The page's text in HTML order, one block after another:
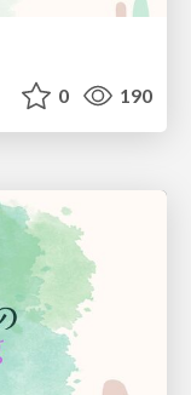
0 190